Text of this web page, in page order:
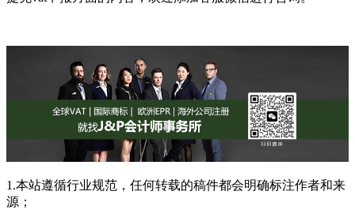
1.本站遵循行业规范，任何转载的稿件都会明确标注作者和来
源；